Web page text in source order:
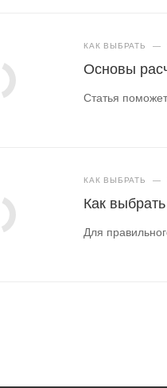
КАК ВЫБРАТЬ —
Основы
Статья
КАК ВЫБРАТЬ —
Как
Для